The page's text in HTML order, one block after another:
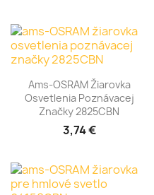
Ams-OSRAM Žiarovka
Osvetlenia Poznávacej
Značky 2825CBN
3,74 €